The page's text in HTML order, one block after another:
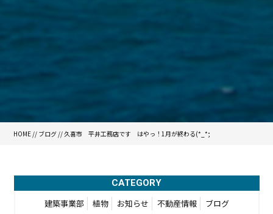
HOME // ブログ // 久喜市 平井工務店です はやっ！1月が終わる(*_*;
CATEGORY
建築事業部 植物 お知らせ 不動産情報 ブログ